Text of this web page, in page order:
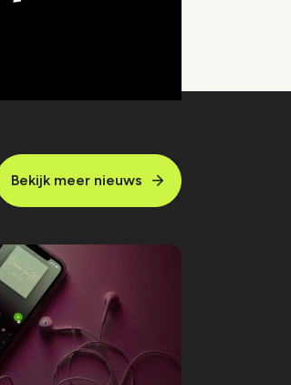
Bekijk meer nieuws